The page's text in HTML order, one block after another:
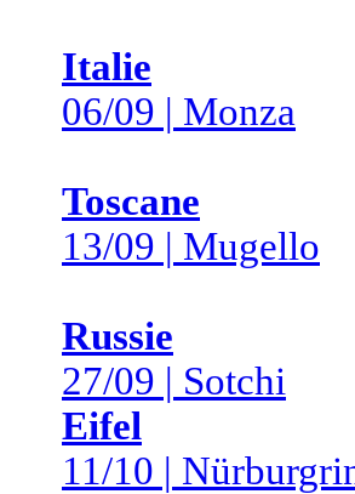
Italie
06/09 | Monza
Toscane
13/09 | Mugello
Russie
27/09 | Sotchi
Eifel
11/10 |